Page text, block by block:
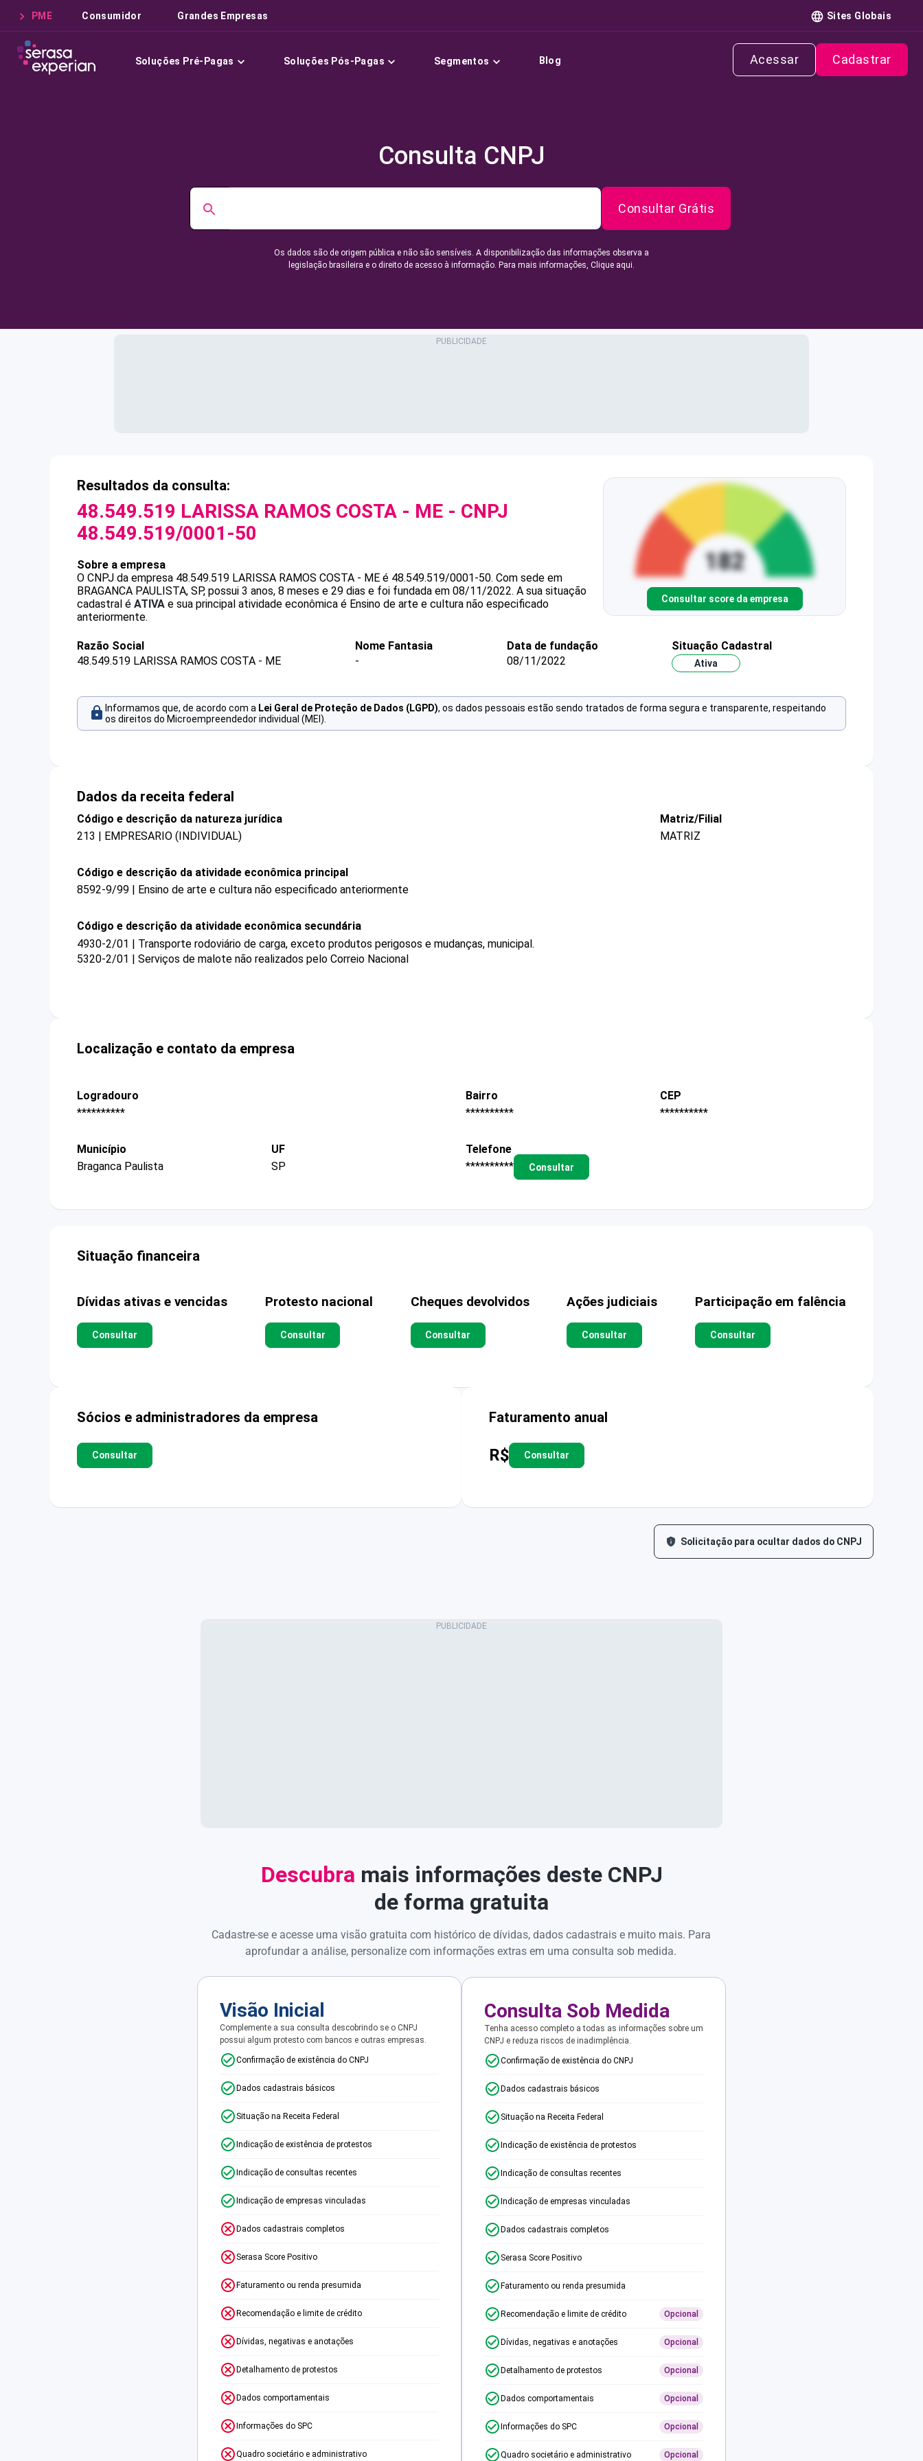
PME Consumidor Grandes Empresas Sites Globais
Soluções Pré-Pagas Soluções Pós-Pagas Segmentos Blog Acessar Cadastrar
Consulta CNPJ
Consultar Grátis
Os dados são de origem pública e não são sensíveis. A disponibilização das informações observa a
legislação brasileira e o direito de acesso à informação. Para mais informações, Clique aqui.
Resultados da consulta:
48.549.519 LARISSA RAMOS COSTA - ME - CNPJ
48.549.519/0001-50
Sobre a empresa
O CNPJ da empresa 48.549.519 LARISSA RAMOS COSTA - ME é 48.549.519/0001-50. Com sede em
BRAGANCA PAULISTA, SP, possui 3 anos, 8 meses e 29 dias e foi fundada em 08/11/2022. A sua situação
cadastral é ATIVA e sua principal atividade econômica é Ensino de arte e cultura não especificado
anteriormente.
Consultar score da empresa
Razão Social
48.549.519 LARISSA RAMOS COSTA - ME
Nome Fantasia
-
Data de fundação
08/11/2022
Situação Cadastral
Ativa
Informamos que, de acordo com a Lei Geral de Proteção de Dados (LGPD), os dados pessoais estão sendo tratados de forma segura e transparente, respeitando
os direitos do Microempreendedor individual (MEI).
Dados da receita federal
Código e descrição da natureza jurídica
213 | EMPRESARIO (INDIVIDUAL)
Matriz/Filial
MATRIZ
Código e descrição da atividade econômica principal
8592-9/99 | Ensino de arte e cultura não especificado anteriormente
Código e descrição da atividade econômica secundária
4930-2/01 | Transporte rodoviário de carga, exceto produtos perigosos e mudanças, municipal.
5320-2/01 | Serviços de malote não realizados pelo Correio Nacional
Localização e contato da empresa
Logradouro
**********
Bairro
**********
CEP
**********
Município
Braganca Paulista
UF
SP
Telefone
**********
Consultar
Situação financeira
Dívidas ativas e vencidas
Consultar
Protesto nacional
Consultar
Cheques devolvidos
Consultar
Ações judiciais
Consultar
Participação em falência
Consultar
Sócios e administradores da empresa
Consultar
Faturamento anual
R$ Consultar
Solicitação para ocultar dados do CNPJ
Descubra mais informações deste CNPJ
de forma gratuita
Cadastre-se e acesse uma visão gratuita com histórico de dívidas, dados cadastrais e muito mais. Para
aprofundar a análise, personalize com informações extras em uma consulta sob medida.
Visão Inicial
Complemente a sua consulta descobrindo se o CNPJ
possui algum protesto com bancos e outras empresas.
Confirmação de existência do CNPJ
Dados cadastrais básicos
Situação na Receita Federal
Indicação de existência de protestos
Indicação de consultas recentes
Indicação de empresas vinculadas
Dados cadastrais completos
Serasa Score Positivo
Faturamento ou renda presumida
Recomendação e limite de crédito
Dívidas, negativas e anotações
Detalhamento de protestos
Dados comportamentais
Informações do SPC
Quadro societário e administrativo
Consulta Sob Medida
Tenha acesso completo a todas as informações sobre um
CNPJ e reduza riscos de inadimplência.
Confirmação de existência do CNPJ
Dados cadastrais básicos
Situação na Receita Federal
Indicação de existência de protestos
Indicação de consultas recentes
Indicação de empresas vinculadas
Dados cadastrais completos
Serasa Score Positivo
Faturamento ou renda presumida
Recomendação e limite de crédito Opcional
Dívidas, negativas e anotações Opcional
Detalhamento de protestos Opcional
Dados comportamentais Opcional
Informações do SPC Opcional
Quadro societário e administrativo Opcional